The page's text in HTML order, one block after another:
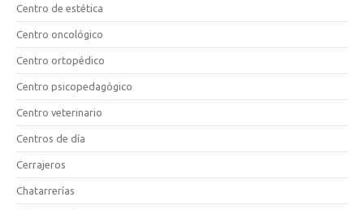
Centro de estética
Centro oncológico
Centro ortopédico
Centro psicopedagógico
Centro veterinario
Centros de día
Cerrajeros
Chatarrerías